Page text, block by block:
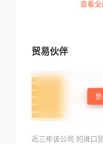
查看
贸易伙伴
登
近三年该公司 的进口